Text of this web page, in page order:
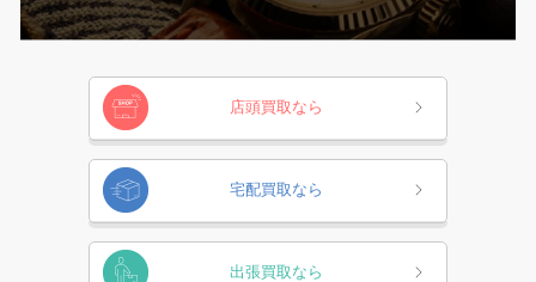
店頭買取なら
宅配買取なら
出張買取なら